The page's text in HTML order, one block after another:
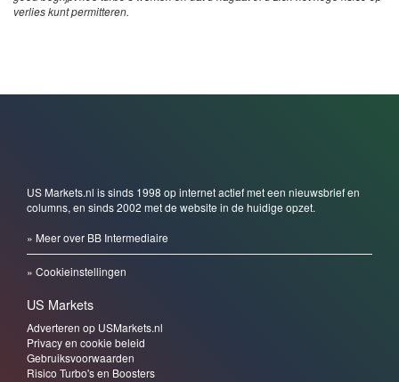
verlies kunt permitteren.
US Markets.nl is sinds 1998 op internet actief met een nieuwsbrief en
columns, en sinds 2002 met de website in de huidige opzet.
» Meer over BB Intermediaire
» Cookieinstellingen
US Markets
Adverteren op USMarkets.nl
Privacy en cookie beleid
Gebruiksvoorwaarden
Risico Turbo's en Boosters